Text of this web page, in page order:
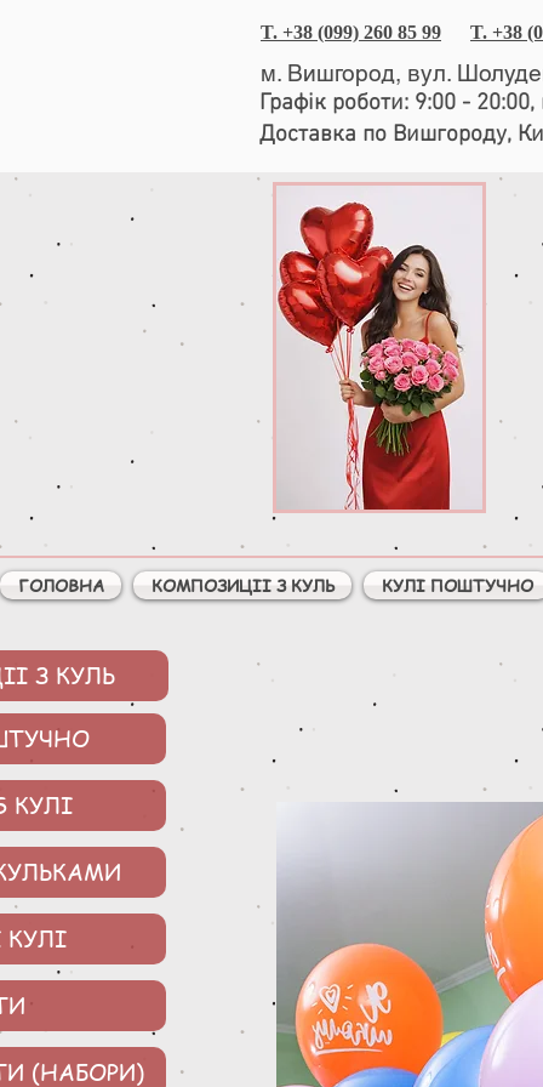
T. +38 (099) 260 85 99 T. +38
м. Вишгород, вул.
Графік роботи: 9:00 -
Доставка по Вишгороду,
ГОЛОВНА КОМПОЗИЦІІ З КУЛЬ КУЛІ ПОШТУЧНО
З КУЛЬ
КУЛІ
(НАБОРИ)
КУЛІ